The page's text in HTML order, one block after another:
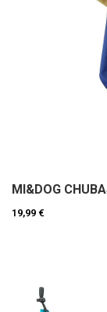
MI&DOG
19,99 €